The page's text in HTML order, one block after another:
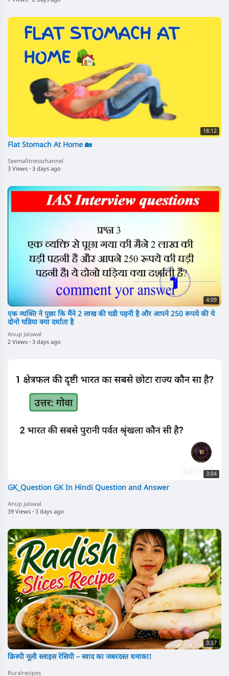
18:12
Flat Stomach At Home 🏡
Seemafitnesschannel
3 Views · 3 days ago
4:09
एक व्यक्ति ने पुछा कि मैंने 2 लाख की घडी पहनी है और आपने 250 रूपये की ये
दोनो घडिया क्या दर्धाता है
Anup Jaiswal
2 Views · 3 days ago
3:04
GK_Question GK In Hindi Question and Answer
Anup Jaiswal
39 Views · 3 days ago
3:37
क्रिस्पी मूली स्लाइस रेसिपी – स्वाद का जबरदस्त धमाका!
Ruralrecipes